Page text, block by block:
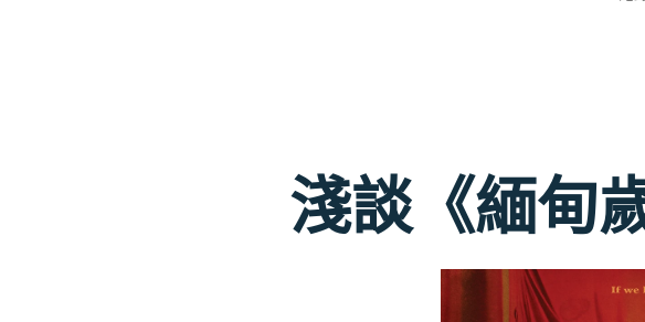
淺談《緬甸